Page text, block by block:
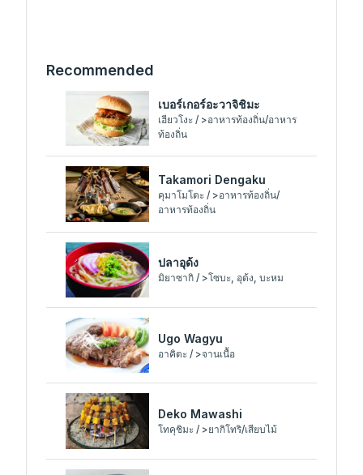
Recommended
เบอร์เกอร์อะวาจิชิมะ
เฮียวโงะ / >อาหารท้องถิ่น/อาหาร
ท้องถิ่น
Takamori Dengaku
คุมาโมโตะ / >อาหารท้องถิ่น/
อาหารท้องถิ่น
ปลาอุด้ง
มิยาซากิ / >โซบะ, อุด้ง, บะหม
Ugo Wagyu
อาคิตะ / >จานเนื้อ
Deko Mawashi
โทคุชิมะ / >ยากิโทริ/เสียบไม้